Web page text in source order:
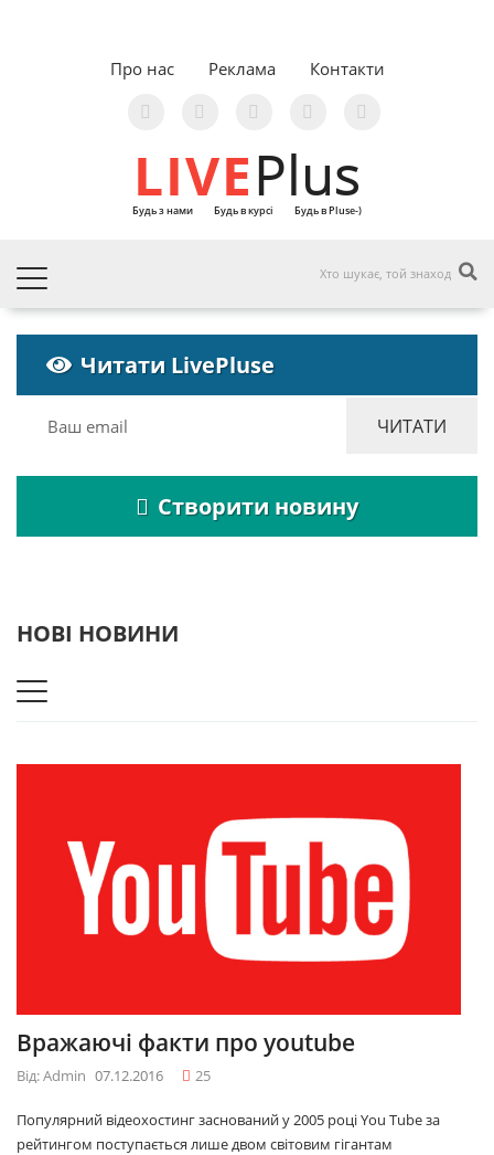
Про нас Реклама Контакти
LIVEPlus
Будь з нами Будь в курсі Будь в Pluse-)
Читати LivePluse
Створити новину
НОВІ НОВИНИ
Вражаючі факти про youtube
Від: Admin 07.12.2016 25
Популярний відеохостинг заснований у 2005 році You Tube за
рейтингом поступається лише двом світовим гігантам